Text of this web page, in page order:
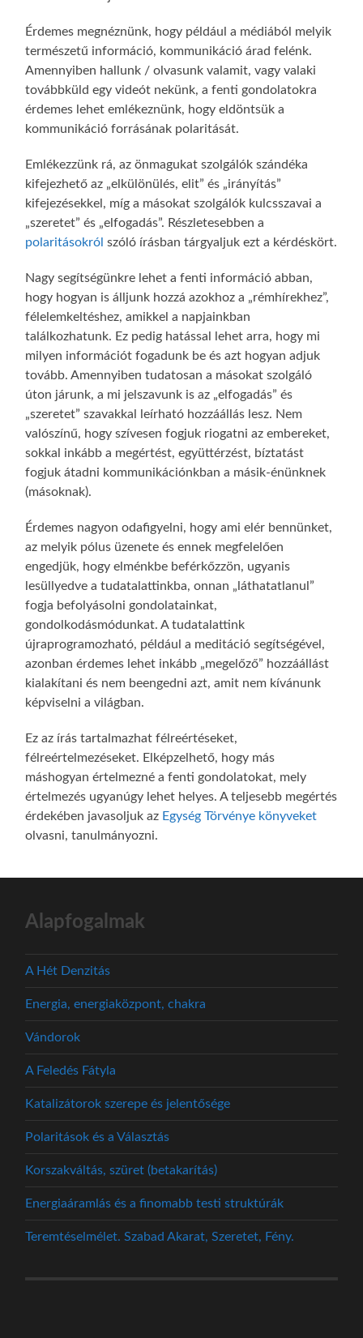
Érdemes megnéznünk, hogy például a médiából melyik
természetű információ, kommunikáció árad felénk.
Amennyiben hallunk / olvasunk valamit, vagy valaki
továbbküld egy videót nekünk, a fenti gondolatokra
érdemes lehet emlékeznünk, hogy eldöntsük a
kommunikáció forrásának polaritását.
Emlékezzünk rá, az önmagukat szolgálók szándéka
kifejezhető az „elkülönülés, elit” és „irányítás”
kifejezésekkel, míg a másokat szolgálók kulcsszavai a
„szeretet” és „elfogadás”. Részletesebben a
polaritásokról szóló írásban tárgyaljuk ezt a kérdéskört.
Nagy segítségünkre lehet a fenti információ abban,
hogy hogyan is álljunk hozzá azokhoz a „rémhírekhez”,
félelemkeltéshez, amikkel a napjainkban
találkozhatunk. Ez pedig hatással lehet arra, hogy mi
milyen információt fogadunk be és azt hogyan adjuk
tovább. Amennyiben tudatosan a másokat szolgáló
úton járunk, a mi jelszavunk is az „elfogadás” és
„szeretet” szavakkal leírható hozzáállás lesz. Nem
valószínű, hogy szívesen fogjuk riogatni az embereket,
sokkal inkább a megértést, együttérzést, bíztatást
fogjuk átadni kommunikációnkban a másik-énünknek
(másoknak).
Érdemes nagyon odafigyelni, hogy ami elér bennünket,
az melyik pólus üzenete és ennek megfelelően
engedjük, hogy elménkbe beférkőzzön, ugyanis
lesüllyedve a tudatalattinkba, onnan „láthatatlanul”
fogja befolyásolni gondolatainkat,
gondolkodásmódunkat. A tudatalattink
újraprogramozható, például a meditáció segítségével,
azonban érdemes lehet inkább „megelőző” hozzáállást
kialakítani és nem beengedni azt, amit nem kívánunk
képviselni a világban.
Ez az írás tartalmazhat félreértéseket,
félreértelmezéseket. Elképzelhető, hogy más
máshogyan értelmezné a fenti gondolatokat, mely
értelmezés ugyanúgy lehet helyes. A teljesebb megértés
érdekében javasoljuk az Egység Törvénye könyveket
olvasni, tanulmányozni.
Alapfogalmak
A Hét Denzitás
Energia, energiaközpont, chakra
Vándorok
A Feledés Fátyla
Katalizátorok szerepe és jelentősége
Polaritások és a Választás
Korszakváltás, szüret (betakarítás)
Energiaáramlás és a finomabb testi struktúrák
Teremtéselmélet. Szabad Akarat, Szeretet, Fény.